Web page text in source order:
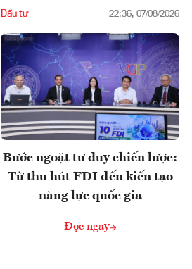
Đầu tư 22:36, 07/08/2026
Bước ngoặt tư duy chiến lược:
Từ thu hút FDI đến kiến tạo
năng lực quốc gia
Đọc ngay